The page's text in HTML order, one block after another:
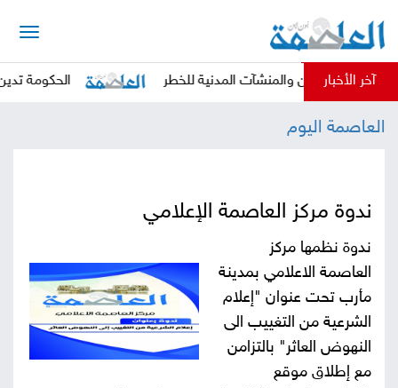
وحريات
سوشيال
كتابات
آخر الأخباروالمنشآت المدنية للخطر الحكومة تدين بأشد
العاصمة اليوم
ندوة مركز العاصمة الإعلامي
ندوة نظمها مركز
العاصمة الاعلامي بمدينة
مأرب تحت عنوان "إعلام
الشرعية من التغييب الى
النهوض العاثر" بالتزامن
مع إطلاق موقع